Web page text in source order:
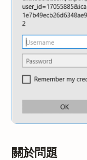
關於問題